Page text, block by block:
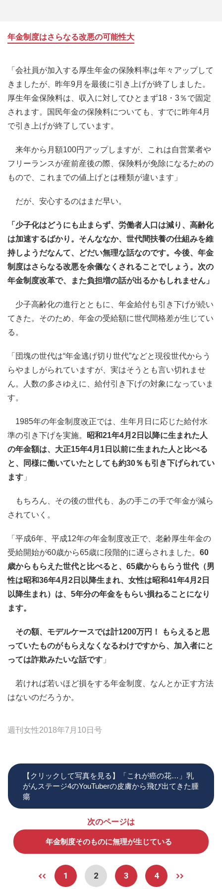
年金制度はさらなる改悪の可能性大
「会社員が加入する厚生年金の保険料率は年々アップして
きましたが、昨年9月を最後に引き上げが終了しました。
厚生年金保険料は、収入に対してひとまず18・3％で固定
されます。国民年金の保険料についても、すでに昨年4月
で引き上げが終了しています。
来年から月額100円アップしますが、これは自営業者や
フリーランスが産前産後の際、保険料が免除になるための
もので、これまでの値上げとは種類が違います」
だが、安心するのはまだ早い。
「少子化はどうにも止まらず、労働者人口は減り、高齢化
は加速するばかり。そんななか、世代間扶養の仕組みを維
持しようだなんて、どだい無理な話なのです。今後、年金
制度はさらなる改悪を余儀なくされることでしょう。次の
年金制度改革で、また負担増の話が出るかもしれません」
少子高齢化の進行とともに、年金給付も引き下げが続い
てきた。そのため、年金の受給額に世代間格差が生じてい
る。
「団塊の世代は“年金逃げ切り世代”などと現役世代からう
らやましがられていますが、実はそうとも言い切れませ
ん。人数の多さゆえに、給付引き下げの対象になっていま
す。
1985年の年金制度改正では、生年月日に応じた給付水
準の引き下げを実施。
昭和21年4月2日以降に生まれた人
の年金額は、大正15年4月1日以前に生まれた人と比べる
と、同様に働いていたとしても約30％も引き下げられてい
ます 」
もちろん、その後の世代も、あの手この手で年金が減ら
されていく。
「平成6年、平成12年の年金制度改正で、老齢厚生年金の
受給開始が60歳から65歳に段階的に遅らされました。 60
歳からもらえた世代と比べると、65歳からもらう世代（男
性は昭和36年4月2日以降生まれ、女性は昭和41年4月2日
以降生まれ）は、5年分の年金をもらい損ねることになり
ます。
その額、モデルケースでは計1200万円！ もらえると思
っていたものがもらえなくなるわけですから、加入者にと
っては詐欺みたいな話です 」
若ければ若いほど損をする年金制度、なんとか正す方法
はないのだろうか。
週刊女性2018年7月10日号
【クリックして写真を見る】「これが癌の花…」乳
がんステージ4のYouTuberの皮膚から飛び出てきた腫
瘍
次のページは
年金制度そのものに無理が生じている
1 2 3 4